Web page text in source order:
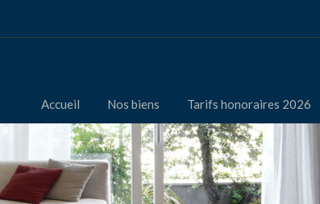
Accueil Nos biens Tarifs honoraires 2026